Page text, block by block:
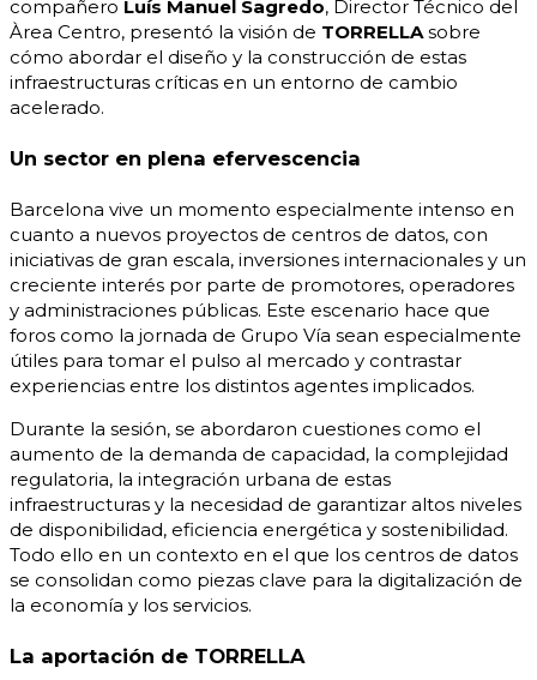
compañero Luís Manuel Sagredo, Director Técnico del
Àrea Centro, presentó la visión de TORRELLAsobre
cómo abordar el diseño y la construcción de estas
infraestructuras críticas en un entorno de cambio
acelerado.
Un sector en plena efervescencia
Barcelona vive un momento especialmente intenso en
cuanto a nuevos proyectos de centros de datos, con
iniciativas de gran escala, inversiones internacionales y un
creciente interés por parte de promotores, operadores
y administraciones públicas. Este escenario hace que
foros como la jornada de Grupo Vía sean especialmente
útiles para tomar el pulso al mercado y contrastar
experiencias entre los distintos agentes implicados.
Durante la sesión, se abordaron cuestiones como el
aumento de la demanda de capacidad, la complejidad
regulatoria, la integración urbana de estas
infraestructuras y la necesidad de garantizar altos niveles
de disponibilidad, eficiencia energética y sostenibilidad.
Todo ello en un contexto en el que los centros de datos
se consolidan como piezas clave para la digitalización de
la economía y los servicios.
La aportación de TORRELLA